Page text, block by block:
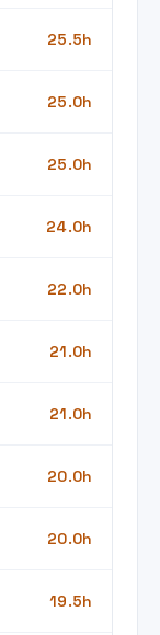
25.5h
25.0h
25.0h
24.0h
22.0h
21.0h
21.0h
20.0h
20.0h
19.5h